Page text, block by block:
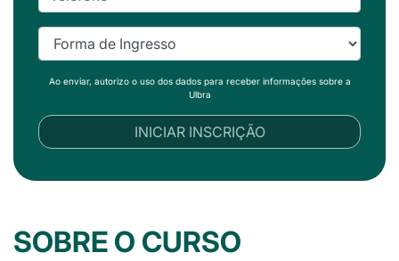
Ao enviar, autorizo o uso dos dados para receber informações sobre a
Ulbra
INICIAR INSCRIÇÃO
SOBRE O CURSO